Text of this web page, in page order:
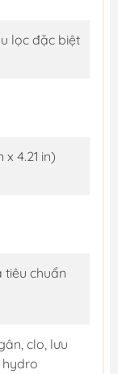
lọc đặc biệt
x 4.21 in)
tiêu chuẩn
clo, lưu
hydro